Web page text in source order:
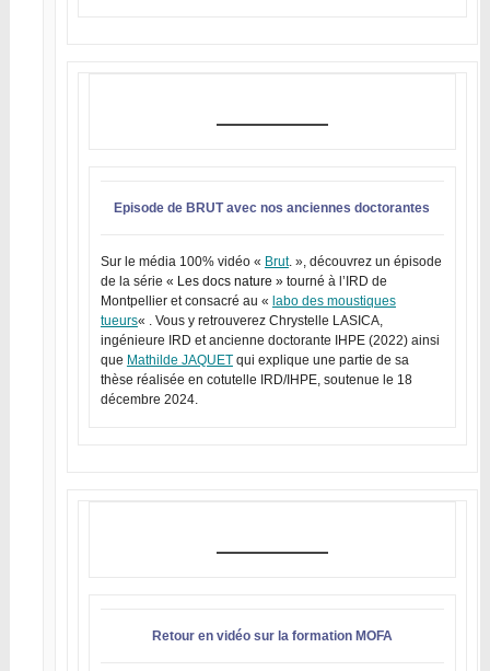
Episode de BRUT avec nos anciennes doctorantes
Sur le média 100% vidéo « Brut. », découvrez un épisode
de la série « Les docs nature »tourné à l’IRD de
Montpellier et consacré au « labo des moustiques
tueurs« . Vous y retrouverez Chrystelle LASICA,
ingénieure IRD et ancienne doctorante IHPE (2022) ainsi
que Mathilde JAQUETqui explique une partie de sa
thèse réalisée en cotutelle IRD/IHPE, soutenue le 18
décembre 2024.
Retour en vidéo sur la formation MOFA